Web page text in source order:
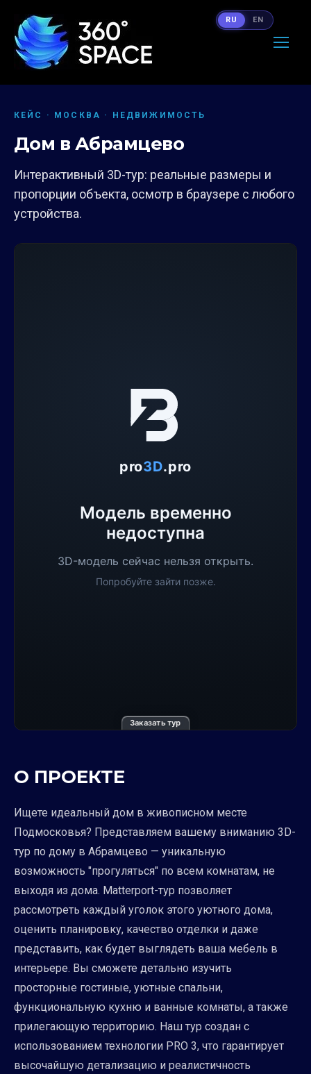
КЕЙС · МОСКВА · НЕДВИЖИМОСТЬ
Дом в Абрамцево
Интерактивный 3D-тур: реальные размеры и
пропорции объекта, осмотр в браузере с любого
устройства.
Заказать тур
О ПРОЕКТЕ
Ищете идеальный дом в живописном месте
Подмосковья? Представляем вашему вниманию 3D-
тур по дому в Абрамцево — уникальную
возможность "прогуляться" по всем комнатам, не
выходя из дома. Matterport-тур позволяет
рассмотреть каждый уголок этого уютного дома,
оценить планировку, качество отделки и даже
представить, как будет выглядеть ваша мебель в
интерьере. Вы сможете детально изучить
просторные гостиные, уютные спальни,
функциональную кухню и ванные комнаты, а также
прилегающую территорию. Наш тур создан с
использованием технологии PRO 3, что гарантирует
высочайшую детализацию и реалистичность
RU EN